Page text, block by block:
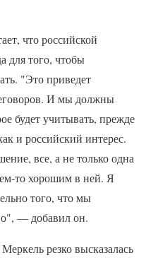
что российской
для того, чтобы
"Это приведет
И мы должны
будет учитывать, прежде
и российский интерес.
все, а не только одна
то хорошим в ней. Я
того, что мы
— добавил он.
резко высказалась